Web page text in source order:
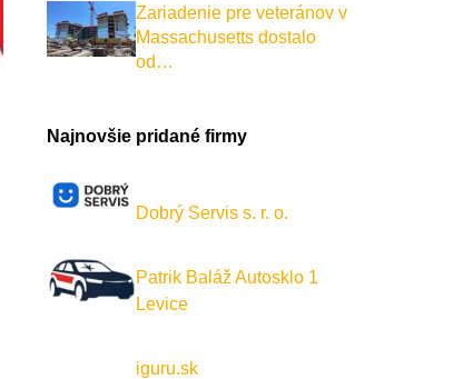
Zariadenie pre veteránov v
Massachusetts dostalo
od…
Najnovšie pridané firmy
Dobrý Servis s. r. o.
Patrik Baláž Autosklo 1
Levice
iguru.sk